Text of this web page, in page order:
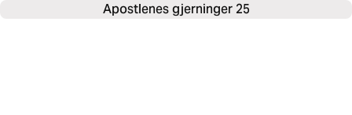
Apostlenes gjerninger 25